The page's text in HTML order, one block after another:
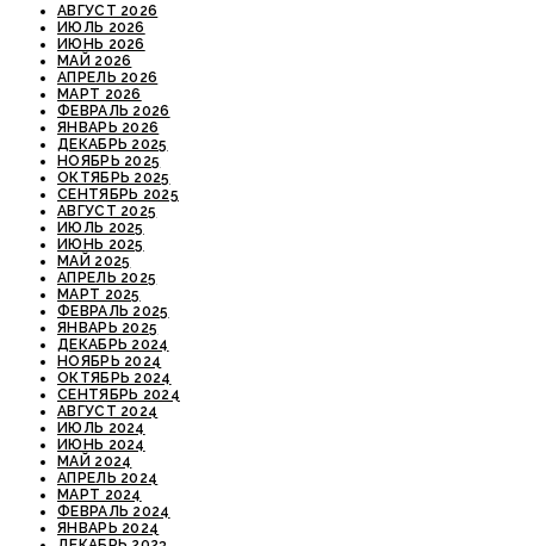
АВГУСТ 2026
ИЮЛЬ 2026
ИЮНЬ 2026
МАЙ 2026
АПРЕЛЬ 2026
МАРТ 2026
ФЕВРАЛЬ 2026
ЯНВАРЬ 2026
ДЕКАБРЬ 2025
НОЯБРЬ 2025
ОКТЯБРЬ 2025
СЕНТЯБРЬ 2025
АВГУСТ 2025
ИЮЛЬ 2025
ИЮНЬ 2025
МАЙ 2025
АПРЕЛЬ 2025
МАРТ 2025
ФЕВРАЛЬ 2025
ЯНВАРЬ 2025
ДЕКАБРЬ 2024
НОЯБРЬ 2024
ОКТЯБРЬ 2024
СЕНТЯБРЬ 2024
АВГУСТ 2024
ИЮЛЬ 2024
ИЮНЬ 2024
МАЙ 2024
АПРЕЛЬ 2024
МАРТ 2024
ФЕВРАЛЬ 2024
ЯНВАРЬ 2024